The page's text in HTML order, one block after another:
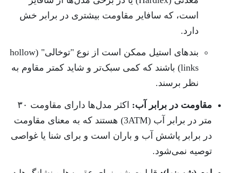
است، که سافایر مقاومت بیشتری در برابر خش
دارد.
بندهای استیل ممکن است از نوع "توخالی" (hollow
links) باشند که کمی سبک‌تر و شاید کمتر مقاوم به
نظر برسند.
مقاومت در برابر آب:
اکثر مدل‌ها دارای مقاومت ۳۰
متر در برابر آب (3ATM) هستند که به معنای مقاومت
در برابر پاشش آب و باران است و برای شنا یا غواصی
توصیه نمی‌شود.